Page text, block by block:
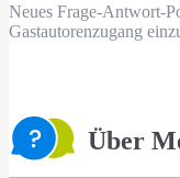
Neues Frage-Antwort-
Gastautorenzugang
Über